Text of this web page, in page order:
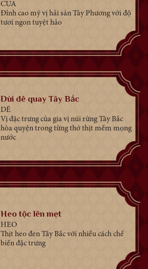
CUA
Đỉnh cao mỹ vị hải sản Tây Phương với độ
tươi ngon tuyệt hảo
Đùi dê quay Tây Bắc
DÊ
Vị đặc trưng của gia vị núi rừng Tây Bắc
hòa quyện trong từng thớ thịt mềm mọng
nước
Heo tộc lên mẹt
HEO
Thịt heo đen Tây Bắc với nhiều cách chế
biến đặc trưng